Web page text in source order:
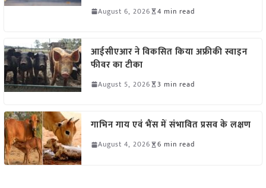
August 6, 2026 4 min read
आईसीएआर ने विकसित किया अफ्रीकी स्वाइन
फीवर का टीका
August 5, 2026 3 min read
गाभिन गाय एवं भैंस में संभावित प्रसव के लक्षण
August 4, 2026 6 min read